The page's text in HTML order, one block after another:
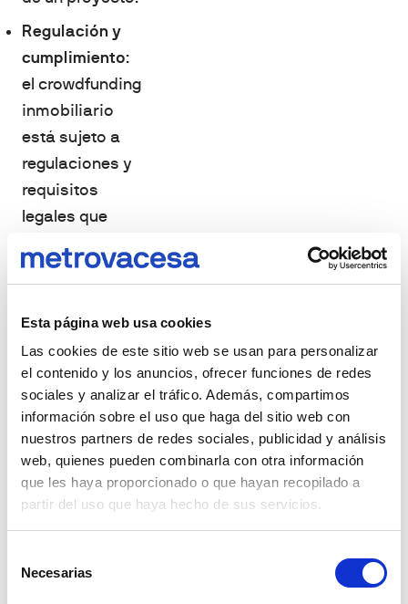
Esta página web usa cookies
Las cookies de este sitio web se usan para personalizar
el contenido y los anuncios, ofrecer funciones de redes
sociales y analizar el tráfico. Además, compartimos
información sobre el uso que haga del sitio web con
nuestros partners de redes sociales, publicidad y análisis
web, quienes pueden combinarla con otra información
que les haya proporcionado o que hayan recopilado a
partir del uso que haya hecho de sus servicios.
Necesarias
Regulación y
cumplimiento:
el crowdfunding
inmobiliario
está sujeto a
regulaciones y
requisitos
legales que
según la
Los inversores
deben
asegurarse de
cumplir con
todas las leyes
y regulaciones
aplicables
antes de
participar en